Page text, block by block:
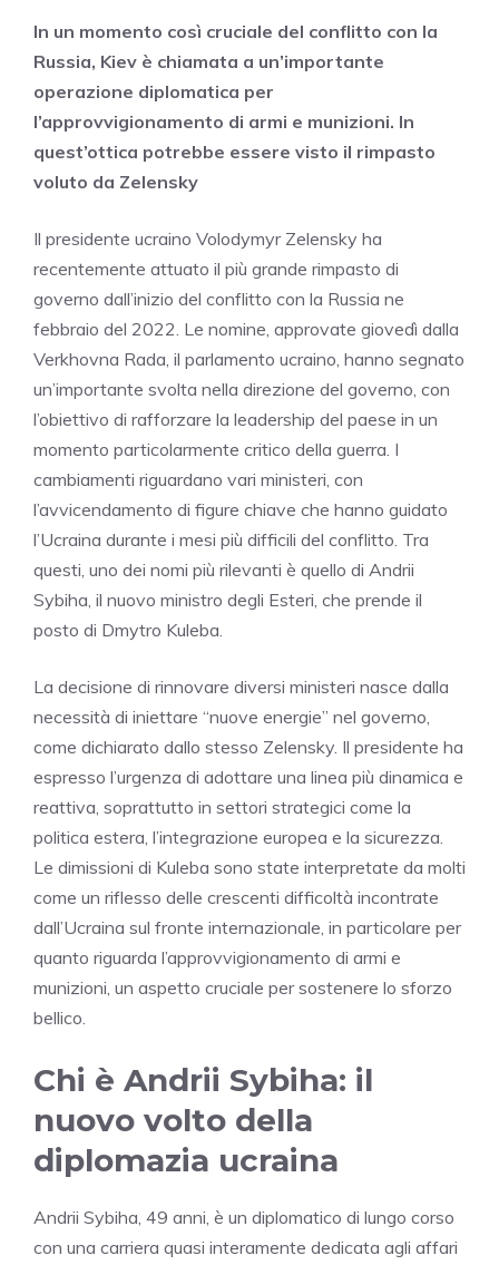
In un momento così cruciale del conflitto con la
Russia, Kiev è chiamata a un’importante
operazione diplomatica per
l’approvvigionamento di armi e munizioni. In
quest’ottica potrebbe essere visto il rimpasto
voluto da Zelensky
Il presidente ucraino Volodymyr Zelensky ha
recentemente attuato il più grande rimpasto di
governo dall’inizio del conflitto con la Russia ne
febbraio del 2022. Le nomine, approvate giovedì dalla
Verkhovna Rada, il parlamento ucraino, hanno segnato
un’importante svolta nella direzione del governo, con
l’obiettivo di rafforzare la leadership del paese in un
momento particolarmente critico della guerra. I
cambiamenti riguardano vari ministeri, con
l’avvicendamento di figure chiave che hanno guidato
l’Ucraina durante i mesi più difficili del conflitto. Tra
questi, uno dei nomi più rilevanti è quello di Andrii
Sybiha, il nuovo ministro degli Esteri, che prende il
posto di Dmytro Kuleba.
La decisione di rinnovare diversi ministeri nasce dalla
necessità di iniettare “nuove energie” nel governo,
come dichiarato dallo stesso Zelensky. Il presidente ha
espresso l’urgenza di adottare una linea più dinamica e
reattiva, soprattutto in settori strategici come la
politica estera, l’integrazione europea e la sicurezza.
Le dimissioni di Kuleba sono state interpretate da molti
come un riflesso delle crescenti difficoltà incontrate
dall’Ucraina sul fronte internazionale, in particolare per
quanto riguarda l’approvvigionamento di armi e
munizioni, un aspetto cruciale per sostenere lo sforzo
bellico.
Chi è Andrii Sybiha: il
nuovo volto della
diplomazia ucraina
Andrii Sybiha, 49 anni, è un diplomatico di lungo corso
con una carriera quasi interamente dedicata agli affari